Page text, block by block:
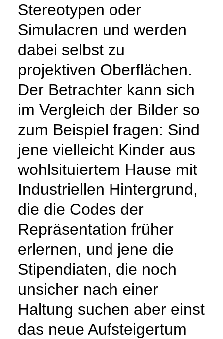
Stereotypen oder
Simulacren und werden
dabei selbst zu
projektiven Oberflächen.
Der Betrachter kann sich
im Vergleich der Bilder so
zum Beispiel fragen: Sind
jene vielleicht Kinder aus
wohlsituiertem Hause mit
Industriellen Hintergrund,
die die Codes der
Repräsentation früher
erlernen, und jene die
Stipendiaten, die noch
unsicher nach einer
Haltung suchen aber einst
das neue Aufsteigertum